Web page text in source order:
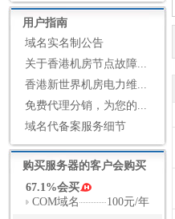
用户指南
域名实名制公告
关于香港机房节点故障...
香港新世界机房电力维...
免费代理分销，为您的...
域名代备案服务细节
购买服务器的客户会购买
67.1%会买
100元/年
COM域名